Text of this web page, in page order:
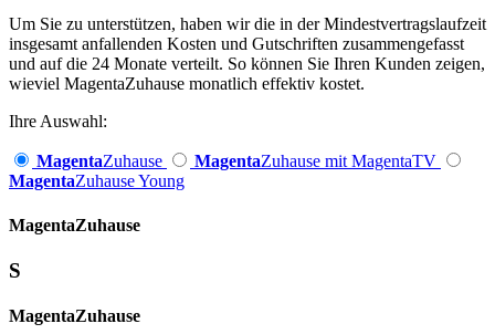
Um Sie zu unterstützen, haben wir die in der Mindestvertragslaufzeit
insgesamt anfallenden Kosten und Gutschriften zusammengefasst
und auf die 24 Monate verteilt. So können Sie Ihren Kunden zeigen,
wieviel MagentaZuhause monatlich effektiv kostet.
Ihre Auswahl:
MagentaZuhause MagentaZuhause mit MagentaTV
MagentaZuhause Young
Magenta­Zuhause
S
Magenta­Zuhause